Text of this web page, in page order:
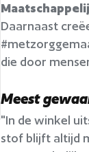
Daarnaast
die door
Meest
"In de winkel
stof blijft altijd